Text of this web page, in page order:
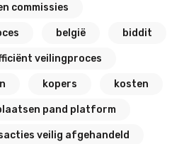
commissies
belgië biddit
veilingproces
kopers kosten
pand platform
veilig afgehandeld